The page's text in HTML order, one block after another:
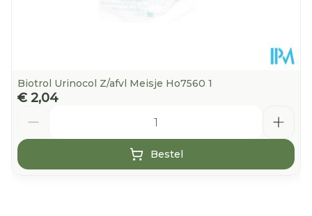
Biotrol Urinocol Z/afvl Meisje Ho7560 1
€ 2,04
Bestel